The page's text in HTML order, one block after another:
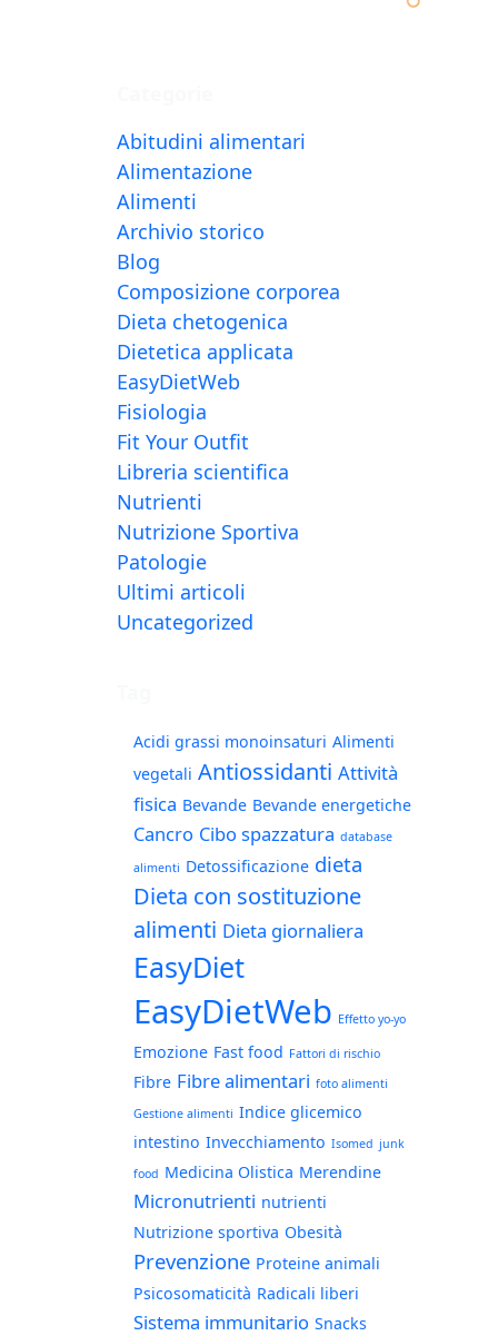
Abitudini alimentari
Alimentazione
Alimenti
Archivio storico
Blog
Composizione corporea
Dieta chetogenica
Dietetica applicata
EasyDietWeb
Fisiologia
Fit Your Outfit
Libreria scientifica
Nutrienti
Nutrizione Sportiva
Patologie
Ultimi articoli
Uncategorized
Acidi grassi monoinsaturi Alimenti
vegetali Antiossidanti Attività
fisica Bevande Bevande energetiche
Cancro Cibo spazzatura database
alimenti Detossificazione dieta
Dieta con sostituzione
alimenti Dieta giornaliera
EasyDiet
EasyDietWeb Effetto yo-yo
Emozione Fast food Fattori di rischio
Fibre Fibre alimentari foto alimenti
Gestione alimenti Indice glicemico
intestino Invecchiamento Isomed junk
food Medicina Olistica Merendine
Micronutrienti nutrienti
Nutrizione sportiva Obesità
Prevenzione Proteine animali
Psicosomaticità Radicali liberi
Sistema immunitario Snacks